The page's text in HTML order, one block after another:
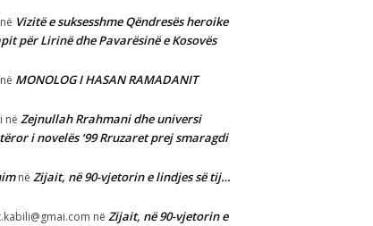
Vizitë e suksesshme Qëndresës heroike
për Lirinë dhe Pavarësinë e Kosovës
MONOLOG I HASAN RAMADANIT
në Zejnullah Rrahmani dhe universi
i novelës ‘99 Rruzaret prej smaragdi
në Zijait, në 90-vjetorin e lindjes së tij…
në Zijait, në 90-vjetorin e